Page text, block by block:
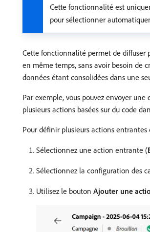
Cette fonctionnalité est
pour sélectionner
Cette fonctionnalité permet de diffuser
en même temps, sans avoir besoin de
données étant consolidées dans une
Par exemple, vous pouvez envoyer
plusieurs actions basées sur du code
Pour définir plusieurs actions
Sélectionnez une action entrante (
Sélectionnez la configuration des
Utilisez le bouton Ajouter une